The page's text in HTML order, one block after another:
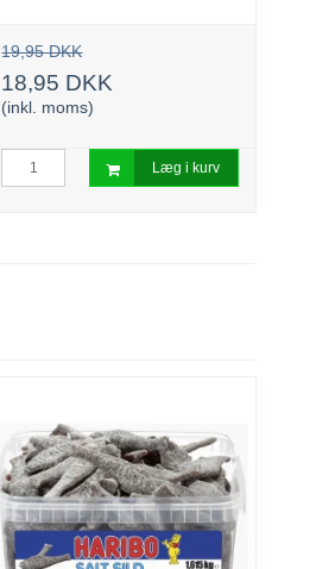
19,95 DKK
18,95 DKK
(inkl. moms)
Læg i kurv